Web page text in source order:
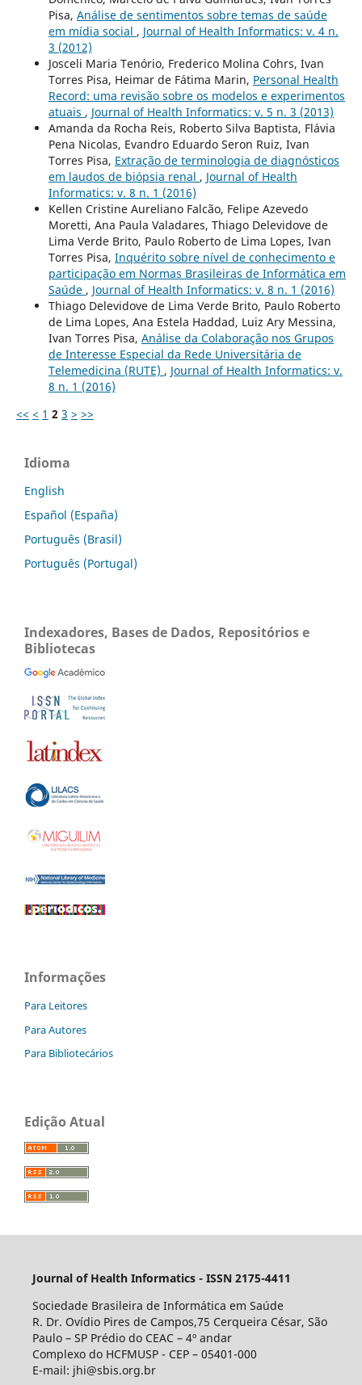
Pisa, Análise de sentimentos sobre temas de saúde
em mídia social , Journal of Health Informatics: v. 4 n.
3 (2012)
Josceli Maria Tenório, Frederico Molina Cohrs, Ivan
Torres Pisa, Heimar de Fátima Marin, Personal Health
Record: uma revisão sobre os modelos e experimentos
atuais , Journal of Health Informatics: v. 5 n. 3 (2013)
Amanda da Rocha Reis, Roberto Silva Baptista, Flávia
Pena Nicolas, Evandro Eduardo Seron Ruiz, Ivan
Torres Pisa, Extração de terminologia de diagnósticos
em laudos de biópsia renal , Journal of Health
Informatics: v. 8 n. 1 (2016)
Kellen Cristine Aureliano Falcão, Felipe Azevedo
Moretti, Ana Paula Valadares, Thiago Delevidove de
Lima Verde Brito, Paulo Roberto de Lima Lopes, Ivan
Torres Pisa, Inquérito sobre nível de conhecimento e
participação em Normas Brasileiras de Informática em
Saúde , Journal of Health Informatics: v. 8 n. 1 (2016)
Thiago Delevidove de Lima Verde Brito, Paulo Roberto
de Lima Lopes, Ana Estela Haddad, Luiz Ary Messina,
Ivan Torres Pisa, Análise da Colaboração nos Grupos
de Interesse Especial da Rede Universitária de
Telemedicina (RUTE) , Journal of Health Informatics: v.
8 n. 1 (2016)
<< < 1 2 3 > >>
Idioma
English
Español (España)
Português (Brasil)
Português (Portugal)
Indexadores, Bases de Dados, Repositórios e
Bibliotecas
Informações
Para Leitores
Para Autores
Para Bibliotecários
Edição Atual
Journal of Health Informatics - ISSN 2175-4411
Sociedade Brasileira de Informática em Saúde
R. Dr. Ovídio Pires de Campos,75 Cerqueira César, São
Paulo – SP Prédio do CEAC – 4º andar
Complexo do HCFMUSP - CEP – 05401-000
E-mail: jhi@sbis.org.br